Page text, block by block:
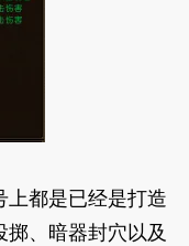
都是已经是打造
、暗器封穴以及